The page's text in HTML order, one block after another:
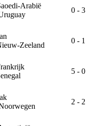
Arabië
0 - 3
Zeeland
0 - 1
5 - 0
2 - 2